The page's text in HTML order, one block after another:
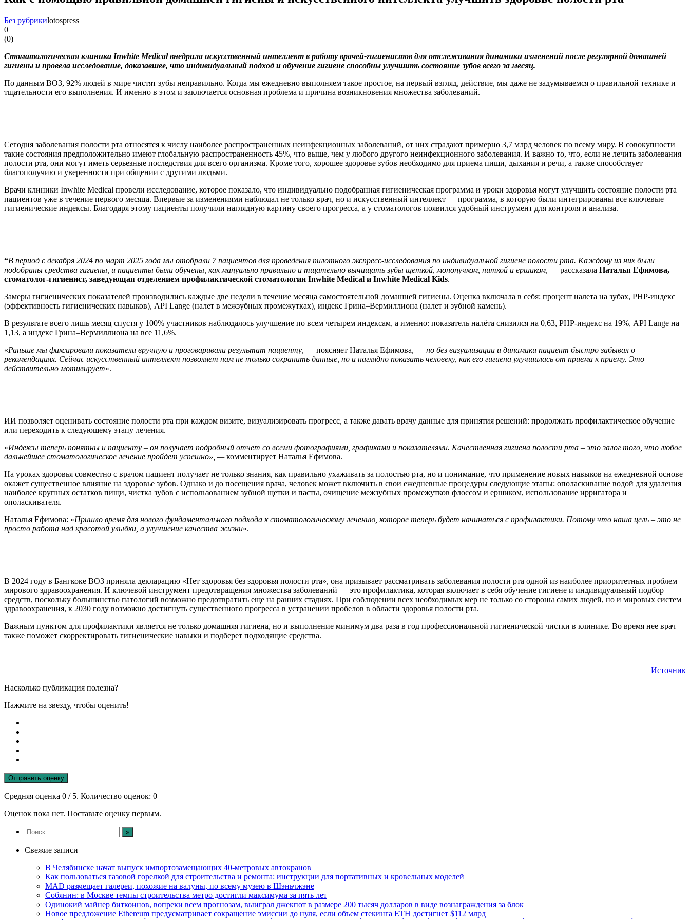
Без рубрикиlotospress
0
(0)
Стоматологическая клиника Inwhite Medical внедрила искусственный интеллект в работу врачей-гигиенистов для отслеживания динамики изменений после регулярной домашней
гигиены и провела исследование, доказавшее, что индивидуальный подход и обучение гигиене способны улучшить состояние зубов всего за месяц.
По данным ВОЗ, 92% людей в мире чистят зубы неправильно. Когда мы ежедневно выполняем такое простое, на первый взгляд, действие, мы даже не задумываемся о правильной технике и
тщательности его выполнения. И именно в этом и заключается основная проблема и причина возникновения множества заболеваний.
Сегодня заболевания полости рта относятся к числу наиболее распространенных неинфекционных заболеваний, от них страдают примерно 3,7 млрд человек по всему миру. В совокупности
такие состояния предположительно имеют глобальную распространенность 45%, что выше, чем у любого другого неинфекционного заболевания. И важно то, что, если не лечить заболевания
полости рта, они могут иметь серьезные последствия для всего организма. Кроме того, хорошее здоровье зубов необходимо для приема пищи, дыхания и речи, а также способствует
благополучию и уверенности при общении с другими людьми.
Врачи клиники Inwhite Medical провели исследование, которое показало, что индивидуально подобранная гигиеническая программа и уроки здоровья могут улучшить состояние полости рта
пациентов уже в течение первого месяца. Впервые за изменениями наблюдал не только врач, но и искусственный интеллект — программа, в которую были интегрированы все ключевые
гигиенические индексы. Благодаря этому пациенты получили наглядную картину своего прогресса, а у стоматологов появился удобный инструмент для контроля и анализа.
“В период с декабря 2024 по март 2025 года мы отобрали 7 пациентов для проведения пилотного экспресс-исследования по индивидуальной гигиене полости рта. Каждому из них были
подобраны средства гигиены, и пациенты были обучены, как мануально правильно и тщательно вычищать зубы щеткой, монопучком, ниткой и ершиком, — рассказала Наталья Ефимова,
стоматолог-гигиенист, заведующая отделением профилактической стоматологии Inwhite Medical и Inwhite Medical Kids.
Замеры гигиенических показателей производились каждые две недели в течение месяца самостоятельной домашней гигиены. Оценка включала в себя: процент налета на зубах, PHP-индекс
(эффективность гигиенических навыков), API Lange (налет в межзубных промежутках), индекс Грина–Вермиллиона (налет и зубной камень).
В результате всего лишь месяц спустя у 100% участников наблюдалось улучшение по всем четырем индексам, а именно: показатель налёта снизился на 0,63, PHP-индекс на 19%, API Lange на
1,13, а индекс Грина–Вермиллиона на все 11,6%.
«Раньше мы фиксировали показатели вручную и проговаривали результат пациенту, — поясняет Наталья Ефимова, — но без визуализации и динамики пациент быстро забывал о
рекомендациях. Сейчас искусственный интеллект позволяет нам не только сохранить данные, но и наглядно показать человеку, как его гигиена улучшилась от приема к приему. Это
действительно мотивирует».
ИИ позволяет оценивать состояние полости рта при каждом визите, визуализировать прогресс, а также давать врачу данные для принятия решений: продолжать профилактическое обучение
или переходить к следующему этапу лечения.
«Индексы теперь понятны и пациенту – он получает подробный отчет со всеми фотографиями, графиками и показателями. Качественная гигиена полости рта – это залог того, что любое
дальнейшее стоматологическое лечение пройдет успешно», —комментирует Наталья Ефимова.
На уроках здоровья совместно с врачом пациент получает не только знания, как правильно ухаживать за полостью рта, но и понимание, что применение новых навыков на ежедневной основе
окажет существенное влияние на здоровье зубов. Однако и до посещения врача, человек может включить в свои ежедневные процедуры следующие этапы: ополаскивание водой для удаления
наиболее крупных остатков пищи, чистка зубов с использованием зубной щетки и пасты, очищение межзубных промежутков флоссом и ершиком, использование ирригатора и
ополаскивателя.
Наталья Ефимова: «Пришло время для нового фундаментального подхода к стоматологическому лечению, которое теперь будет начинаться с профилактики. Потому что наша цель – это не
просто работа над красотой улыбки, а улучшение качества жизни».
В 2024 году в Бангкоке ВОЗ приняла декларацию «Нет здоровья без здоровья полости рта», она призывает рассматривать заболевания полости рта одной из наиболее приоритетных проблем
мирового здравоохранения. И ключевой инструмент предотвращения множества заболеваний — это профилактика, которая включает в себя обучение гигиене и индивидуальный подбор
средств, поскольку большинство патологий возможно предотвратить еще на ранних стадиях. При соблюдении всех необходимых мер не только со стороны самих людей, но и мировых систем
здравоохранения, к 2030 году возможно достигнуть существенного прогресса в устранении пробелов в области здоровья полости рта.
Важным пунктом для профилактики является не только домашняя гигиена, но и выполнение минимум два раза в год профессиональной гигиенической чистки в клинике. Во время нее врач
также поможет скорректировать гигиенические навыки и подберет подходящие средства.
Источник
Насколько публикация полезна?
Нажмите на звезду, чтобы оценить!
Отправить оценку
Средняя оценка 0 / 5. Количество оценок: 0
Оценок пока нет. Поставьте оценку первым.
Свежие записи
В Челябинске начат выпуск импортозамещающих 40-метровых автокранов
Как пользоваться газовой горелкой для строительства и ремонта: инструкции для портативных и кровельных моделей
MAD размещает галереи, похожие на валуны, по всему музею в Шэньчжэне
Собянин: в Москве темпы строительства метро достигли максимума за пять лет
Одинокий майнер биткоинов, вопреки всем прогнозам, выиграл джекпот в размере 200 тысяч долларов в виде вознаграждения за блок
Новое предложение Ethereum предусматривает сокращение эмиссии до нуля, если объем стекинга ETH достигнет $112 млрд